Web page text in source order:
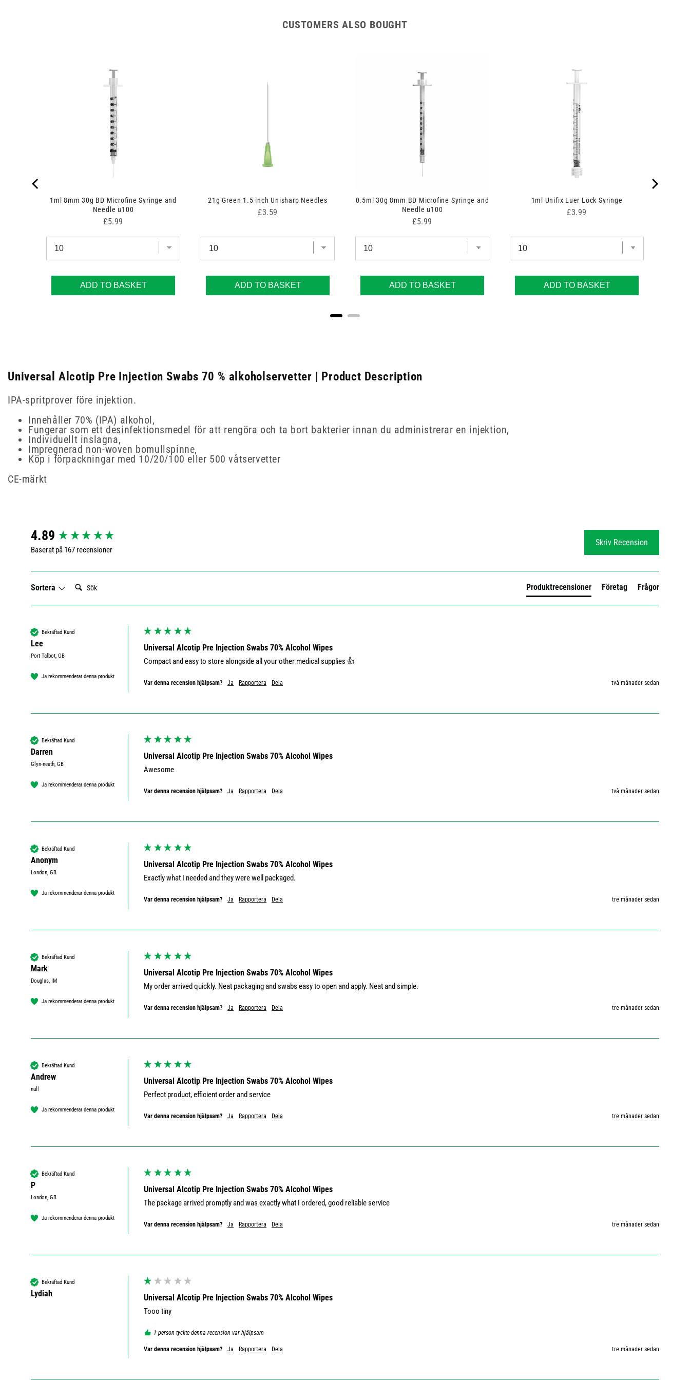
CUSTOMERS ALSO BOUGHT
1ml 8mm 30g BD Microfine Syringe and
Needle u100
Price
£5.99
ADD TO BASKET
21g Green 1.5 inch Unisharp Needles
Price
£3.59
ADD TO BASKET
0.5ml 30g 8mm BD Microfine Syringe and
Needle u100
Price
£5.99
ADD TO BASKET
1ml Unifix Luer Lock Syringe
Price
£3.99
ADD TO BASKET
Universal Alcotip Pre Injection Swabs 70 % alkoholservetter | Product Description
IPA-spritprover före injektion.
Innehåller 70% (IPA) alkohol,
Fungerar som ett desinfektionsmedel för att rengöra och ta bort bakterier innan du administrerar en injektion,
Individuellt inslagna,
Impregnerad non-woven bomullspinne,
Köp i förpackningar med 10/20/100 eller 500 våtservetter
CE-märkt
4.89
Baserat på 167 recensioner
Skriv Recension
Sortera
Sök:
Produktrecensioner Företag Frågor
Bekräftad Kund
Lee
Port Talbot, GB
Ja rekommenderar denna produkt
Universal Alcotip Pre Injection Swabs 70% Alcohol Wipes
Compact and easy to store alongside all your other medical supplies 👍
Var denna recension hjälpsam? Ja Rapportera Dela två månader sedan
Bekräftad Kund
Darren
Glyn-neath, GB
Ja rekommenderar denna produkt
Universal Alcotip Pre Injection Swabs 70% Alcohol Wipes
Awesome
Var denna recension hjälpsam? Ja Rapportera Dela två månader sedan
Bekräftad Kund
Anonym
London, GB
Ja rekommenderar denna produkt
Universal Alcotip Pre Injection Swabs 70% Alcohol Wipes
Exactly what I needed and they were well packaged.
Var denna recension hjälpsam? Ja Rapportera Dela tre månader sedan
Bekräftad Kund
Mark
Douglas, IM
Ja rekommenderar denna produkt
Universal Alcotip Pre Injection Swabs 70% Alcohol Wipes
My order arrived quickly. Neat packaging and swabs easy to open and apply. Neat and simple.
Var denna recension hjälpsam? Ja Rapportera Dela tre månader sedan
Bekräftad Kund
Andrew
null
Ja rekommenderar denna produkt
Universal Alcotip Pre Injection Swabs 70% Alcohol Wipes
Perfect product, efficient order and service
Var denna recension hjälpsam? Ja Rapportera Dela tre månader sedan
Bekräftad Kund
P
London, GB
Ja rekommenderar denna produkt
Universal Alcotip Pre Injection Swabs 70% Alcohol Wipes
The package arrived promptly and was exactly what I ordered, good reliable service
Var denna recension hjälpsam? Ja Rapportera Dela tre månader sedan
Bekräftad Kund
Lydiah Universal Alcotip Pre Injection Swabs 70% Alcohol Wipes
Tooo tiny
1 person tyckte denna recension var hjälpsam
Var denna recension hjälpsam? Ja Rapportera Dela tre månader sedan
New content loaded